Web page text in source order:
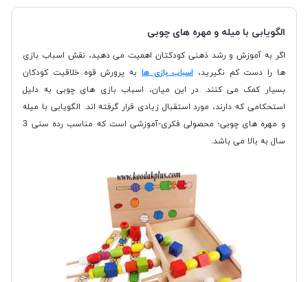
الگویابی با میله و مهره های چوبی
اگر به آموزش و رشد ذهنی کودکتان اهمیت می دهید، نقش اسباب بازی
ها را دست کم نگیرید، اسباب بازی ها به پرورش قوه خلاقیت کودکان
بسیار کمک می کنند. در این میان، اسباب بازی های چوبی به دلیل
استحکامی که دارند، مورد استقبال زیادی قرار گرفته اند. الگویابی با میله
و مهره های چوبی؛ محصولی فکری-آموزشی است که مناسب رده سنی 3
سال به بالا می باشد.